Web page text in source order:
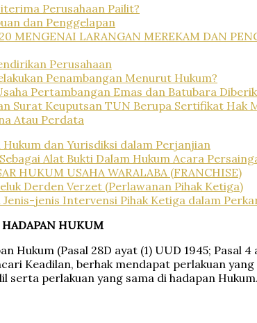
Perusahaan Pailit?
dan Penggelapan
MENGENAI LARANGAN MEREKAM DAN
Perusahaan
Penambangan Menurut Hukum?
Pertambangan Emas dan Batubara
Surat Keuputsan TUN Berupa Sertifikat Hak
Atau Perdata
dan Yurisdiksi dalam Perjanjian
Alat Bukti Dalam Hukum Acara
HUKUM USAHA WARALABA (FRANCHISE)
Derden Verzet (Perlawanan Pihak Ketiga)
jenis Intervensi Pihak Ketiga dalam
HADAPAN HUKUM
Hukum (Pasal 28D ayat (1) UUD 1945;
Keadilan, berhak mendapat perlakuan
serta perlakuan yang sama di hadapan Hukum.